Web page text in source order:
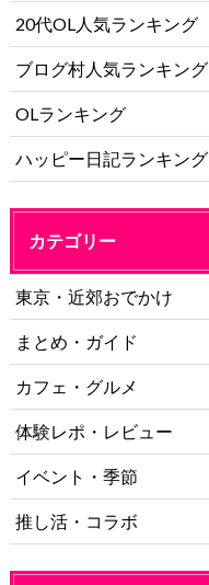
20代OL人気ランキング
ブログ村人気ランキング
OLランキング
ハッピー日記ランキング
カテゴリー
東京・近郊おでかけ
まとめ・ガイド
カフェ・グルメ
体験レポ・レビュー
イベント・季節
推し活・コラボ